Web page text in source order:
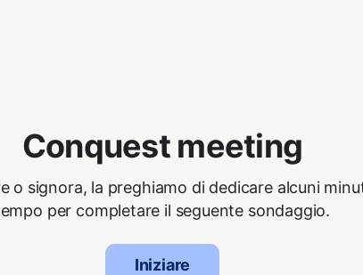
Conquest meeting
o signora, la preghiamo di dedicare alcuni
per completare il seguente sondaggio.
Iniziare